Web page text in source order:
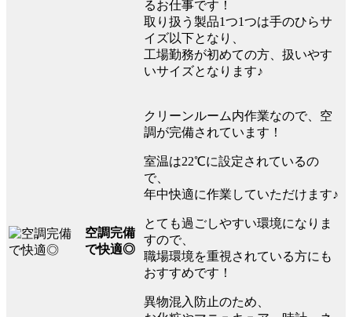
るお仕事です！
取り扱う製品1つ1つは手のひらサ
イズ以下となり、
工場勤務が初めての方、扱いやす
いサイズとなります♪
空調完備
で快適◎
クリーンルーム内作業なので、空
調が完備されています！
室温は22℃に設定されているの
で、
年中快適に作業していただけます♪
とても過ごしやすい環境になりま
すので、
職場環境を重視されている方にも
おすすめです！
異物混入防止のため、